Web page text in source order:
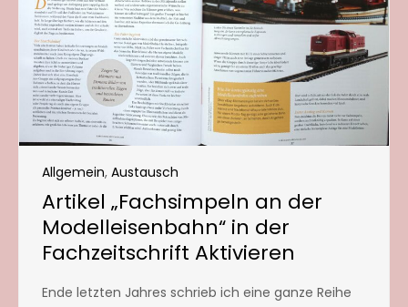
Allgemein, Austausch
Artikel „Fachsimpeln an der
Modelleisenbahn“ in der
Fachzeitschrift Aktivieren
Ende letzten Jahres schrieb ich eine ganze Reihe